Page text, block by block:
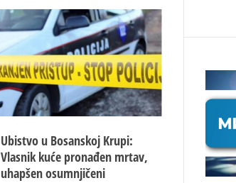
Ubistvo u Bosanskoj Krupi:
Vlasnik kuće pronađen mrtav,
uhapšen osumnjičeni